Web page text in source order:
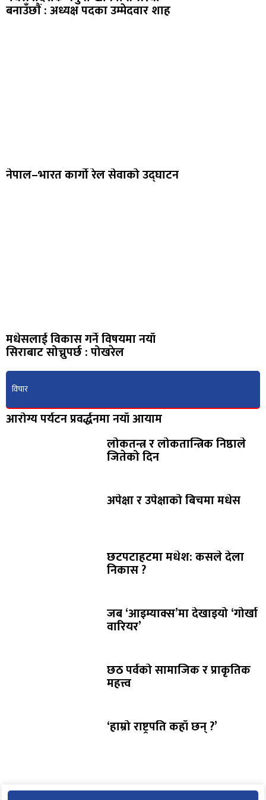
बनाउँछाैं : अध्यक्ष पदका उम्मेदवार शाह
नेपाल–भारत कार्गो रेल सेवाको उद्घाटन
मधेसलाई विकास गर्ने विषयमा नयाँ
सिराबाट सोच्नुपर्छ : पोखरेल
विचार
आरोग्य पर्यटन प्रवर्द्धनमा नयाँ आयाम
लोकतन्त्र र लोकतान्त्रिक निष्ठाले
जितेको दिन
अपेक्षा र उपेक्षाको बिचमा मधेस
छटपटाहटमा मधेश: कसले देला
निकास ?
जब ‘आइम्याक्स’मा देखाइयो ‘गोर्खा
वारियर’
छठ पर्वको सामाजिक र प्राकृतिक
महत्त्व
‘हाम्रो राष्ट्रपति कहाँ छन् ?’